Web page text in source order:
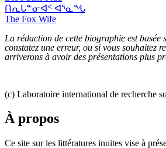
ᑎᕆᒐᓐᓂᐊᑉ ᐊᕐᓇᖓ
The Fox Wife
La rédaction de cette biographie est
constatez une erreur, ou si vous souhaitez
arriverons à avoir des présentations plus
(c) Laboratoire international de recherche
À propos
Ce site sur les littératures inuites vise à